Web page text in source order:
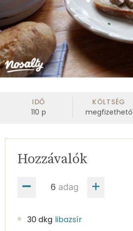
IDŐ
110 p
KÖLTSÉG
megfizethető
adag
Hozzávalók
30 dkg libazsír